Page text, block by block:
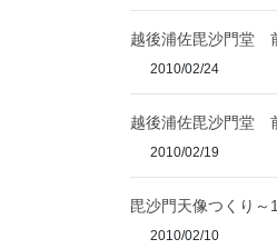
越後浦佐毘沙門堂
2010/02/24
越後浦佐毘沙門堂
2010/02/19
毘沙門天像つくり～
2010/02/10